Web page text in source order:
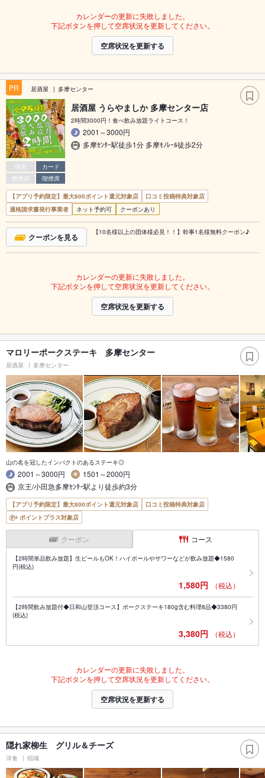
カレンダーの更新に失敗しました。
下記ボタンを押して空席状況を更新してください。
空席状況を更新する
PR 居酒屋 多摩センター
個室
カード
禁煙席
喫煙席
居酒屋 うらやましか 多摩センター店
2時間3000円！食べ飲み放題ライトコース！
2001～3000円
多摩ｾﾝﾀｰ駅徒歩1分 多摩ﾓﾉﾚｰﾙ徒歩2分
【アプリ予約限定】最大800ポイント還元対象店
口コミ投稿特典対象店
適格請求書発行事業者
ネット予約可 クーポンあり
クーポンを見る 【10名様以上の団体様必見！！】幹事1名様無料クーポン♪
カレンダーの更新に失敗しました。
下記ボタンを押して空席状況を更新してください。
空席状況を更新する
マロリーポークステーキ 多摩センター
居酒屋 多摩センター
山の名を冠したインパクトのあるステーキ◎
2001～3000円
1501～2000円
京王/小田急多摩ｾﾝﾀｰ駅より徒歩約3分
【アプリ予約限定】最大800ポイント還元対象店
口コミ投稿特典対象店
ポイントプラス対象店
クーポン コース
【2時間単品飲み放題】生ビールもOK！ハイボールやサワーなどが飲み放題◆1580
円(税込)
1,580円 （税込）
【2時間飲み放題付◆日和山登頂コース】ポークステーキ180g含む料理8品◆3380円
(税込)
3,380円 （税込）
カレンダーの更新に失敗しました。
下記ボタンを押して空席状況を更新してください。
空席状況を更新する
隠れ家柳生 グリル＆チーズ
洋食 稲城